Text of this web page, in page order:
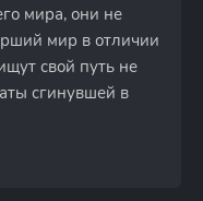
мира, они не
мир в отличии
свой путь не
сгинувшей в